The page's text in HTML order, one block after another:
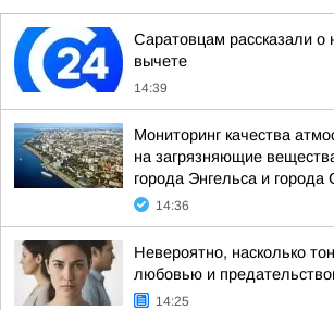
Саратовцам рассказали о
вычете
14:39
Мониторинг качества
на загрязняющие
города Энгельса и города
14:36
Невероятно, насколько
любовью и
14:25